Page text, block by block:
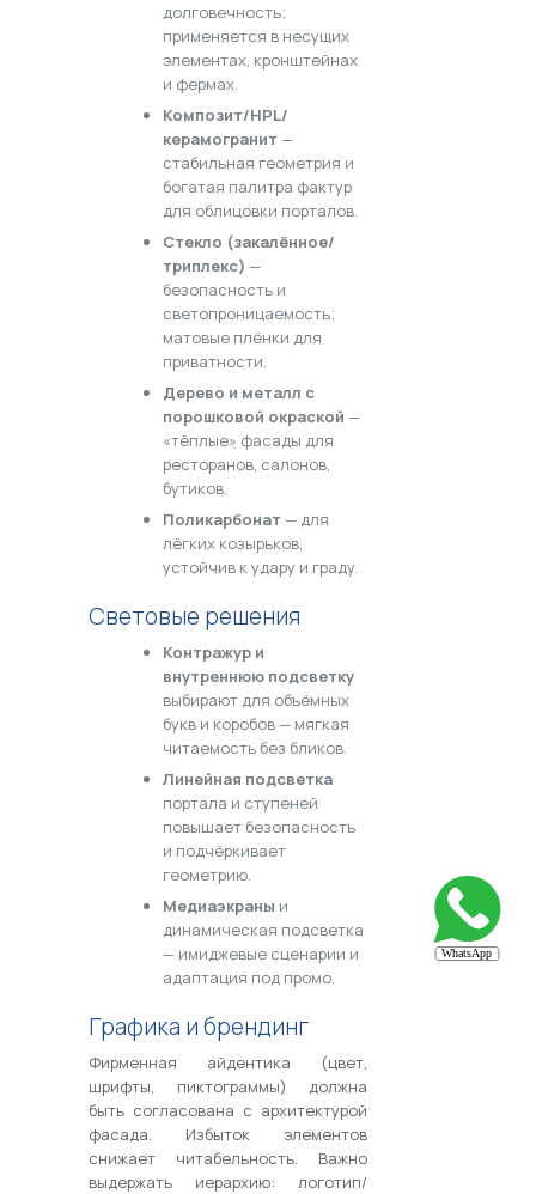
долговечность;
применяется в несущих
элементах, кронштейнах
и фермах.
Композит/HPL/
керамогранит —
стабильная геометрия и
богатая палитра фактур
для облицовки порталов.
Стекло (закалённое/
триплекс) —
безопасность и
светопроницаемость;
матовые плёнки для
приватности.
Дерево и металл с
порошковой окраской —
«тёплые» фасады для
ресторанов, салонов,
бутиков.
Поликарбонат — для
лёгких козырьков,
устойчив к удару и граду.
Световые решения
Контражур и
внутреннюю подсветку
выбирают для объёмных
букв и коробов — мягкая
читаемость без бликов.
Линейная подсветка
портала и ступеней
повышает безопасность
и подчёркивает
геометрию.
Медиаэкраны и
динамическая подсветка
— имиджевые сценарии и
адаптация под промо.
Графика и брендинг
Фирменная айдентика (цвет,
шрифты, пиктограммы) должна
быть согласована с архитектурой
фасада. Избыток элементов
снижает читабельность. Важно
выдержать иерархию: логотип/